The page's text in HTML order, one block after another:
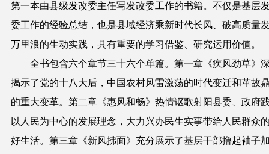
第一本由县级发改委主任写发改委工作的书籍。不仅是基层
委工作的经验总结，也是县域经济乘新时代长风、破高质量
万里浪的生动实践，具有重要的学习借鉴、研究运用价值。
全书包含六个章节三十六个单篇。第一章《疾风劲草》
揭示了党的十八大后，中国农村风雷激荡的时代变迁和革故
的重大变革。第二章《惠风和畅》热情讴歌射阳县委、政府
以人民为中心的发展理念，大力兴办民生实事带给人民群众
好生活。第三章《新风拂面》充分展示了基层干部撸起袖子